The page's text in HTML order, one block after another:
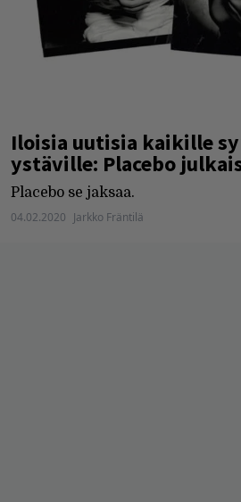
Iloisia uutisia kaikille
ystäville: Placebo
Placebo se jaksaa.
04.02.2020 Jarkko Fräntilä